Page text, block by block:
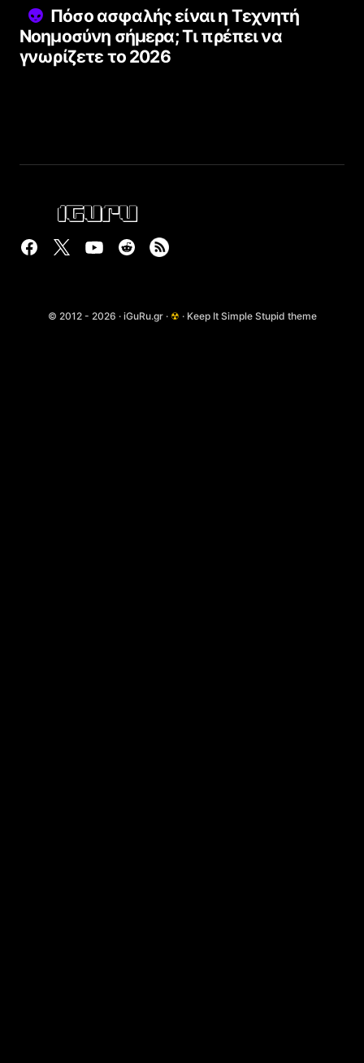
Πόσο ασφαλής είναι η Τεχνητή
Νοημοσύνη σήμερα; Τι πρέπει να
γνωρίζετε το 2026
© 2012 - 2026 · iGuRu.gr · ☢ · Keep It Simple Stupid theme